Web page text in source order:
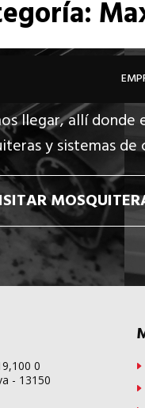
llegar, allí
y sistemas
0
- 13150